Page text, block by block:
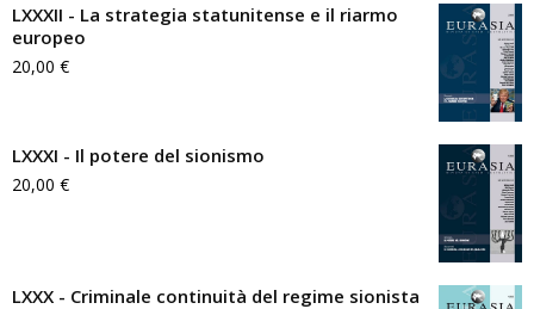
LXXXII - La strategia statunitense e il riarmo
europeo
20,00 €
LXXXI - Il potere del sionismo
20,00 €
LXXX - Criminale continuità del regime sionista